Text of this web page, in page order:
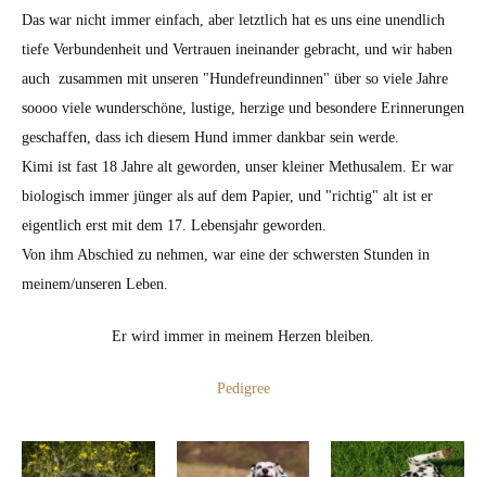
Das war nicht immer einfach, aber letztlich hat es uns eine unendlich
tiefe Verbundenheit und Vertrauen ineinander gebracht, und wir haben
auch zusammen mit unseren "Hundefreundinnen" über so viele Jahre
soooo viele wunderschöne, lustige, herzige und besondere Erinnerungen
geschaffen, dass ich diesem Hund immer dankbar sein werde.
Kimi ist fast 18 Jahre alt geworden, unser kleiner Methusalem. Er war
biologisch immer jünger als auf dem Papier, und "richtig" alt ist er
eigentlich erst mit dem 17. Lebensjahr geworden.
Von ihm Abschied zu nehmen, war eine der schwersten Stunden in
meinem/unseren Leben.
Er wird immer in meinem Herzen bleiben.
Pedigree